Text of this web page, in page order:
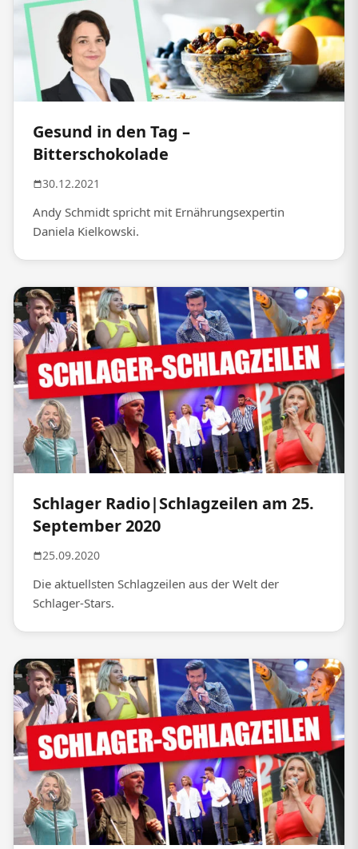
Gesund in den Tag –
Bitterschokolade
30.12.2021
Andy Schmidt spricht mit Ernährungsexpertin
Daniela Kielkowski.
Schlager Radio|Schlagzeilen am 25.
September 2020
25.09.2020
Die aktuellsten Schlagzeilen aus der Welt der
Schlager-Stars.